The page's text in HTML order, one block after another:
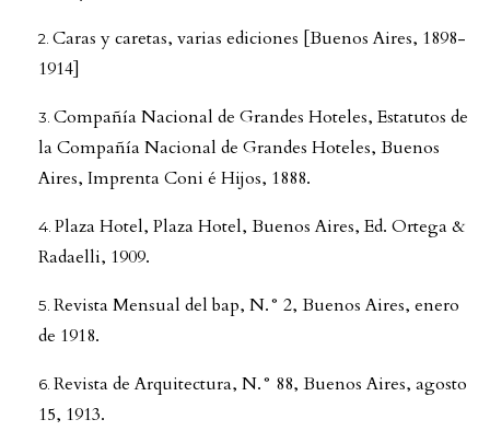
Caras y caretas, varias ediciones [Buenos Aires, 1898-
1914]
Compañía Nacional de Grandes Hoteles, Estatutos de
la Compañía Nacional de Grandes Hoteles, Buenos
Aires, Imprenta Coni é Hijos, 1888.
Plaza Hotel, Plaza Hotel, Buenos Aires, Ed. Ortega &
Radaelli, 1909.
Revista Mensual del bap, N.° 2, Buenos Aires, enero
de 1918.
Revista de Arquitectura, N.° 88, Buenos Aires, agosto
15, 1913.